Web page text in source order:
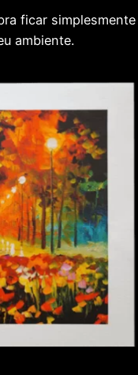
ficar simplesmente
ambiente.